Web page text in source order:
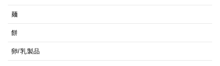
麺
餅
卵/乳製品